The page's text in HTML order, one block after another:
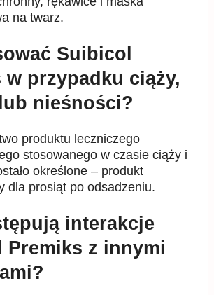
na twarz.
Suibicol
w przypadku ciąży,
nieśności?
produktu leczniczego
stosowanego w czasie ciąży i
określone – produkt
dla prosiąt po odsadzeniu.
interakcje
Premiks z innymi